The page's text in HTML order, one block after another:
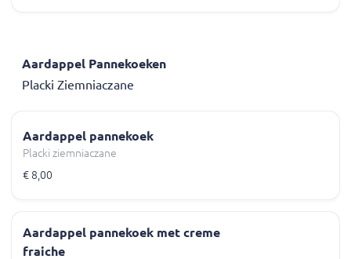
Aardappel Pannekoeken
Placki Ziemniaczane
Aardappel pannekoek
Placki ziemniaczane
€ 8,00
Aardappel pannekoek met creme
fraiche